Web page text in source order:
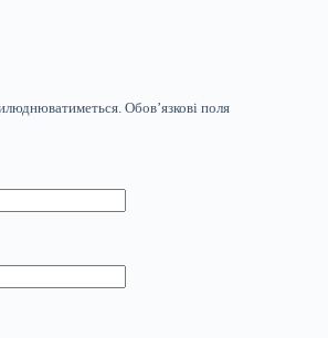
Обов’язкові поля